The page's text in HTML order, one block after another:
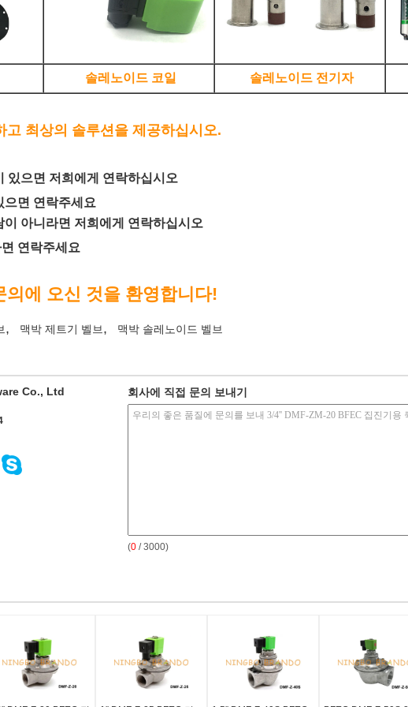
솔레노이드 코일 솔레노이드 전기자
고 최상의 솔루션을 제공하십시오.
있으면 저희에게 연락하십시오
면 연락주세요
아니라면 저희에게 연락하십시오
연락주세요
의에 오신 것을 환영합니다!
, 맥박 제트기 벨브, 맥박 솔레노이드 벨브
Co., Ltd 회사에 직접 문의 보내기
(0 / 3000)